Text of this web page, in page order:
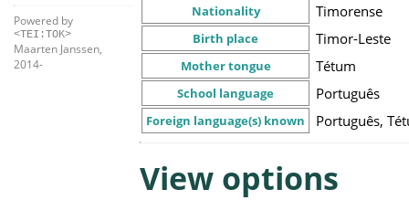
Powered by
<TEI:TOK>
Maarten Janssen,
2014-
Nationality Timorense
Birth place Timor-Leste
Mother tongue Tétum
School language Português
Foreign language(s) known Português,
View options